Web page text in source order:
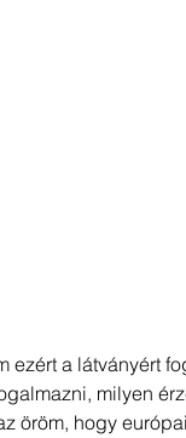
ezért a látványért
milyen
öröm, hogy